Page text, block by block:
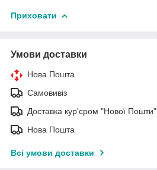
Приховати
Умови доставки
Нова Пошта
Самовивіз
Доставка кур'єром "Нової Пошти"
Нова Пошта
Всі умови доставки